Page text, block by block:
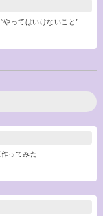
ってはいけないこと”
ってみた